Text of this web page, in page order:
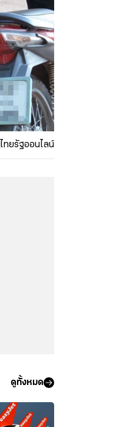
ไทยรัฐออนไลน์
ดูทั้งหมด